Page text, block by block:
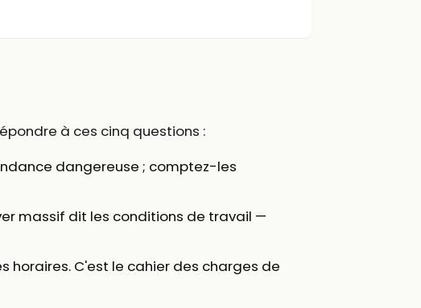
à ces cinq questions :
dangereuse ; comptez-les
massif dit les conditions de travail —
horaires. C'est le cahier des charges de